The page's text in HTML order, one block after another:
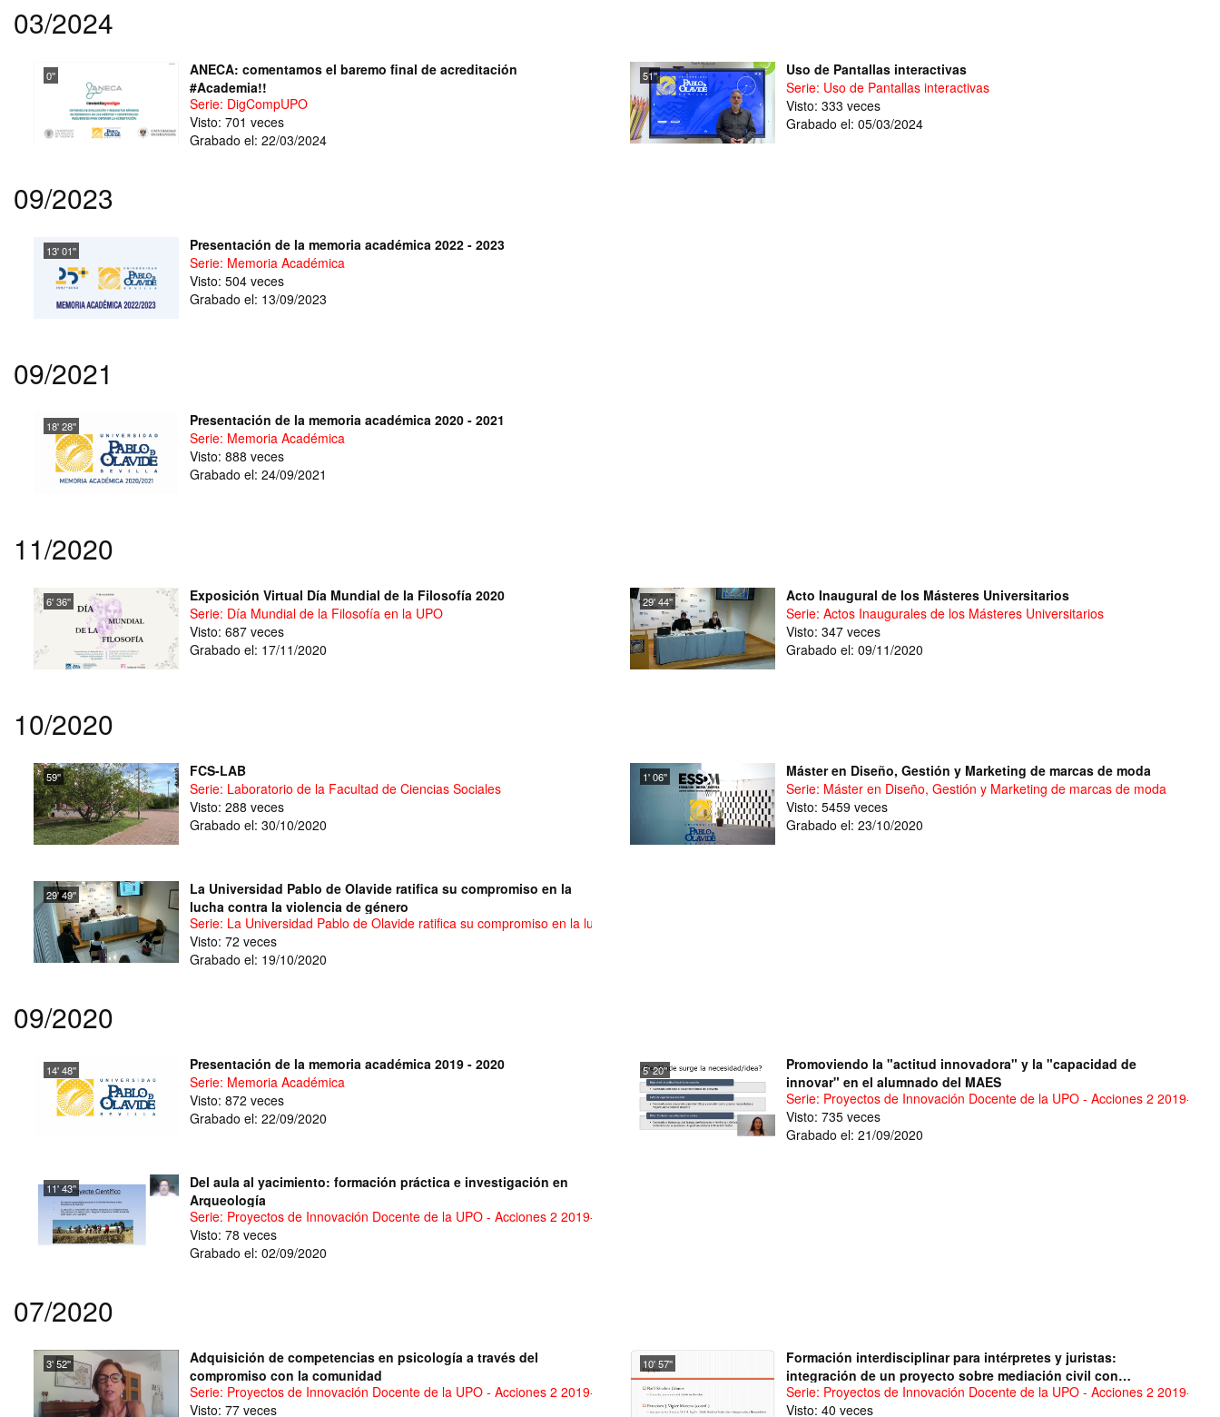
03/2024
0''
ANECA: comentamos el baremo final de acreditación
#Academia!!
Serie: DigCompUPO
Visto: 701 veces
Grabado el: 22/03/2024
51''
Uso de Pantallas interactivas
Serie: Uso de Pantallas interactivas
Visto: 333 veces
Grabado el: 05/03/2024
09/2023
13' 01''
Presentación de la memoria académica 2022 - 2023
Serie: Memoria Académica
Visto: 504 veces
Grabado el: 13/09/2023
09/2021
18' 28''
Presentación de la memoria académica 2020 - 2021
Serie: Memoria Académica
Visto: 888 veces
Grabado el: 24/09/2021
11/2020
6' 36''
Exposición Virtual Día Mundial de la Filosofía 2020
Serie: Día Mundial de la Filosofía en la UPO
Visto: 687 veces
Grabado el: 17/11/2020
29' 44''
Acto Inaugural de los Másteres Universitarios
Serie: Actos Inaugurales de los Másteres Universitarios
Visto: 347 veces
Grabado el: 09/11/2020
10/2020
59''
FCS-LAB
Serie: Laboratorio de la Facultad de Ciencias Sociales
Visto: 288 veces
Grabado el: 30/10/2020
1' 06''
Máster en Diseño, Gestión y Marketing de marcas de moda
Serie: Máster en Diseño, Gestión y Marketing de marcas de moda
Visto: 5459 veces
Grabado el: 23/10/2020
29' 49''
La Universidad Pablo de Olavide ratifica su compromiso en la
lucha contra la violencia de género
Serie: La Universidad Pablo de Olavide ratifica su compromiso en la lucha contra la violencia de género
Visto: 72 veces
Grabado el: 19/10/2020
09/2020
14' 48''
Presentación de la memoria académica 2019 - 2020
Serie: Memoria Académica
Visto: 872 veces
Grabado el: 22/09/2020
5' 20''
Promoviendo la "actitud innovadora" y la "capacidad de
innovar" en el alumnado del MAES
Serie: Proyectos de Innovación Docente de la UPO - Acciones 2 2019-2020
Visto: 735 veces
Grabado el: 21/09/2020
11' 43''
Del aula al yacimiento: formación práctica e investigación en
Arqueología
Serie: Proyectos de Innovación Docente de la UPO - Acciones 2 2019-2020
Visto: 78 veces
Grabado el: 02/09/2020
07/2020
3' 52''
Adquisición de competencias en psicología a través del
compromiso con la comunidad
Serie: Proyectos de Innovación Docente de la UPO - Acciones 2 2019-2020
Visto: 77 veces
10' 57''
Formación interdisciplinar para intérpretes y juristas:
integración de un proyecto sobre mediación civil con
intervenciónde intéprete en los Grados de Derecho y de
Traducción e Interpretación
Serie: Proyectos de Innovación Docente de la UPO - Acciones 2 2019-2020
Visto: 40 veces